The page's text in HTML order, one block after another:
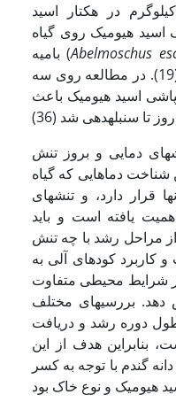
مربوط به تیمار مصرف 5/2 کیلوگرم در هکتار اسید
مصرف اسید هیومیک روی گیاه
بامیه (Abelmoschus
دوره باروری و گرده­افشانی شد (19). در مطالعه روی سه
اسید هیومیک باعث
دمایی و بروز تنش
شناخت دماهایی که گیاه
دارد، و تنش­های
یافته است و باید
مراحل رشد با چه تنش
کاربرد کود­های آلی به
شرایط محیطی متفاوت
دهد. بررسی­های مختلف
دوره رشد و دریافت
بنابراین هدف از این
گندم با توجه به کسر